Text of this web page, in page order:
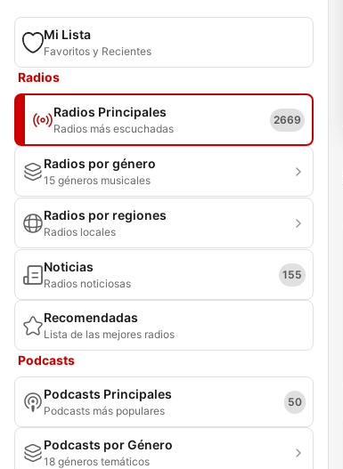
Mi Lista
Favoritos y Recientes
Radios
Radios Principales
Radios más escuchadas
2669
Radios por género
15 géneros musicales
Radios por regiones
Radios locales
Noticias
Radios noticiosas
155
Recomendadas
Lista de las mejores radios
Podcasts
Podcasts Principales
Podcasts más populares
50
Podcasts por Género
18 géneros temáticos